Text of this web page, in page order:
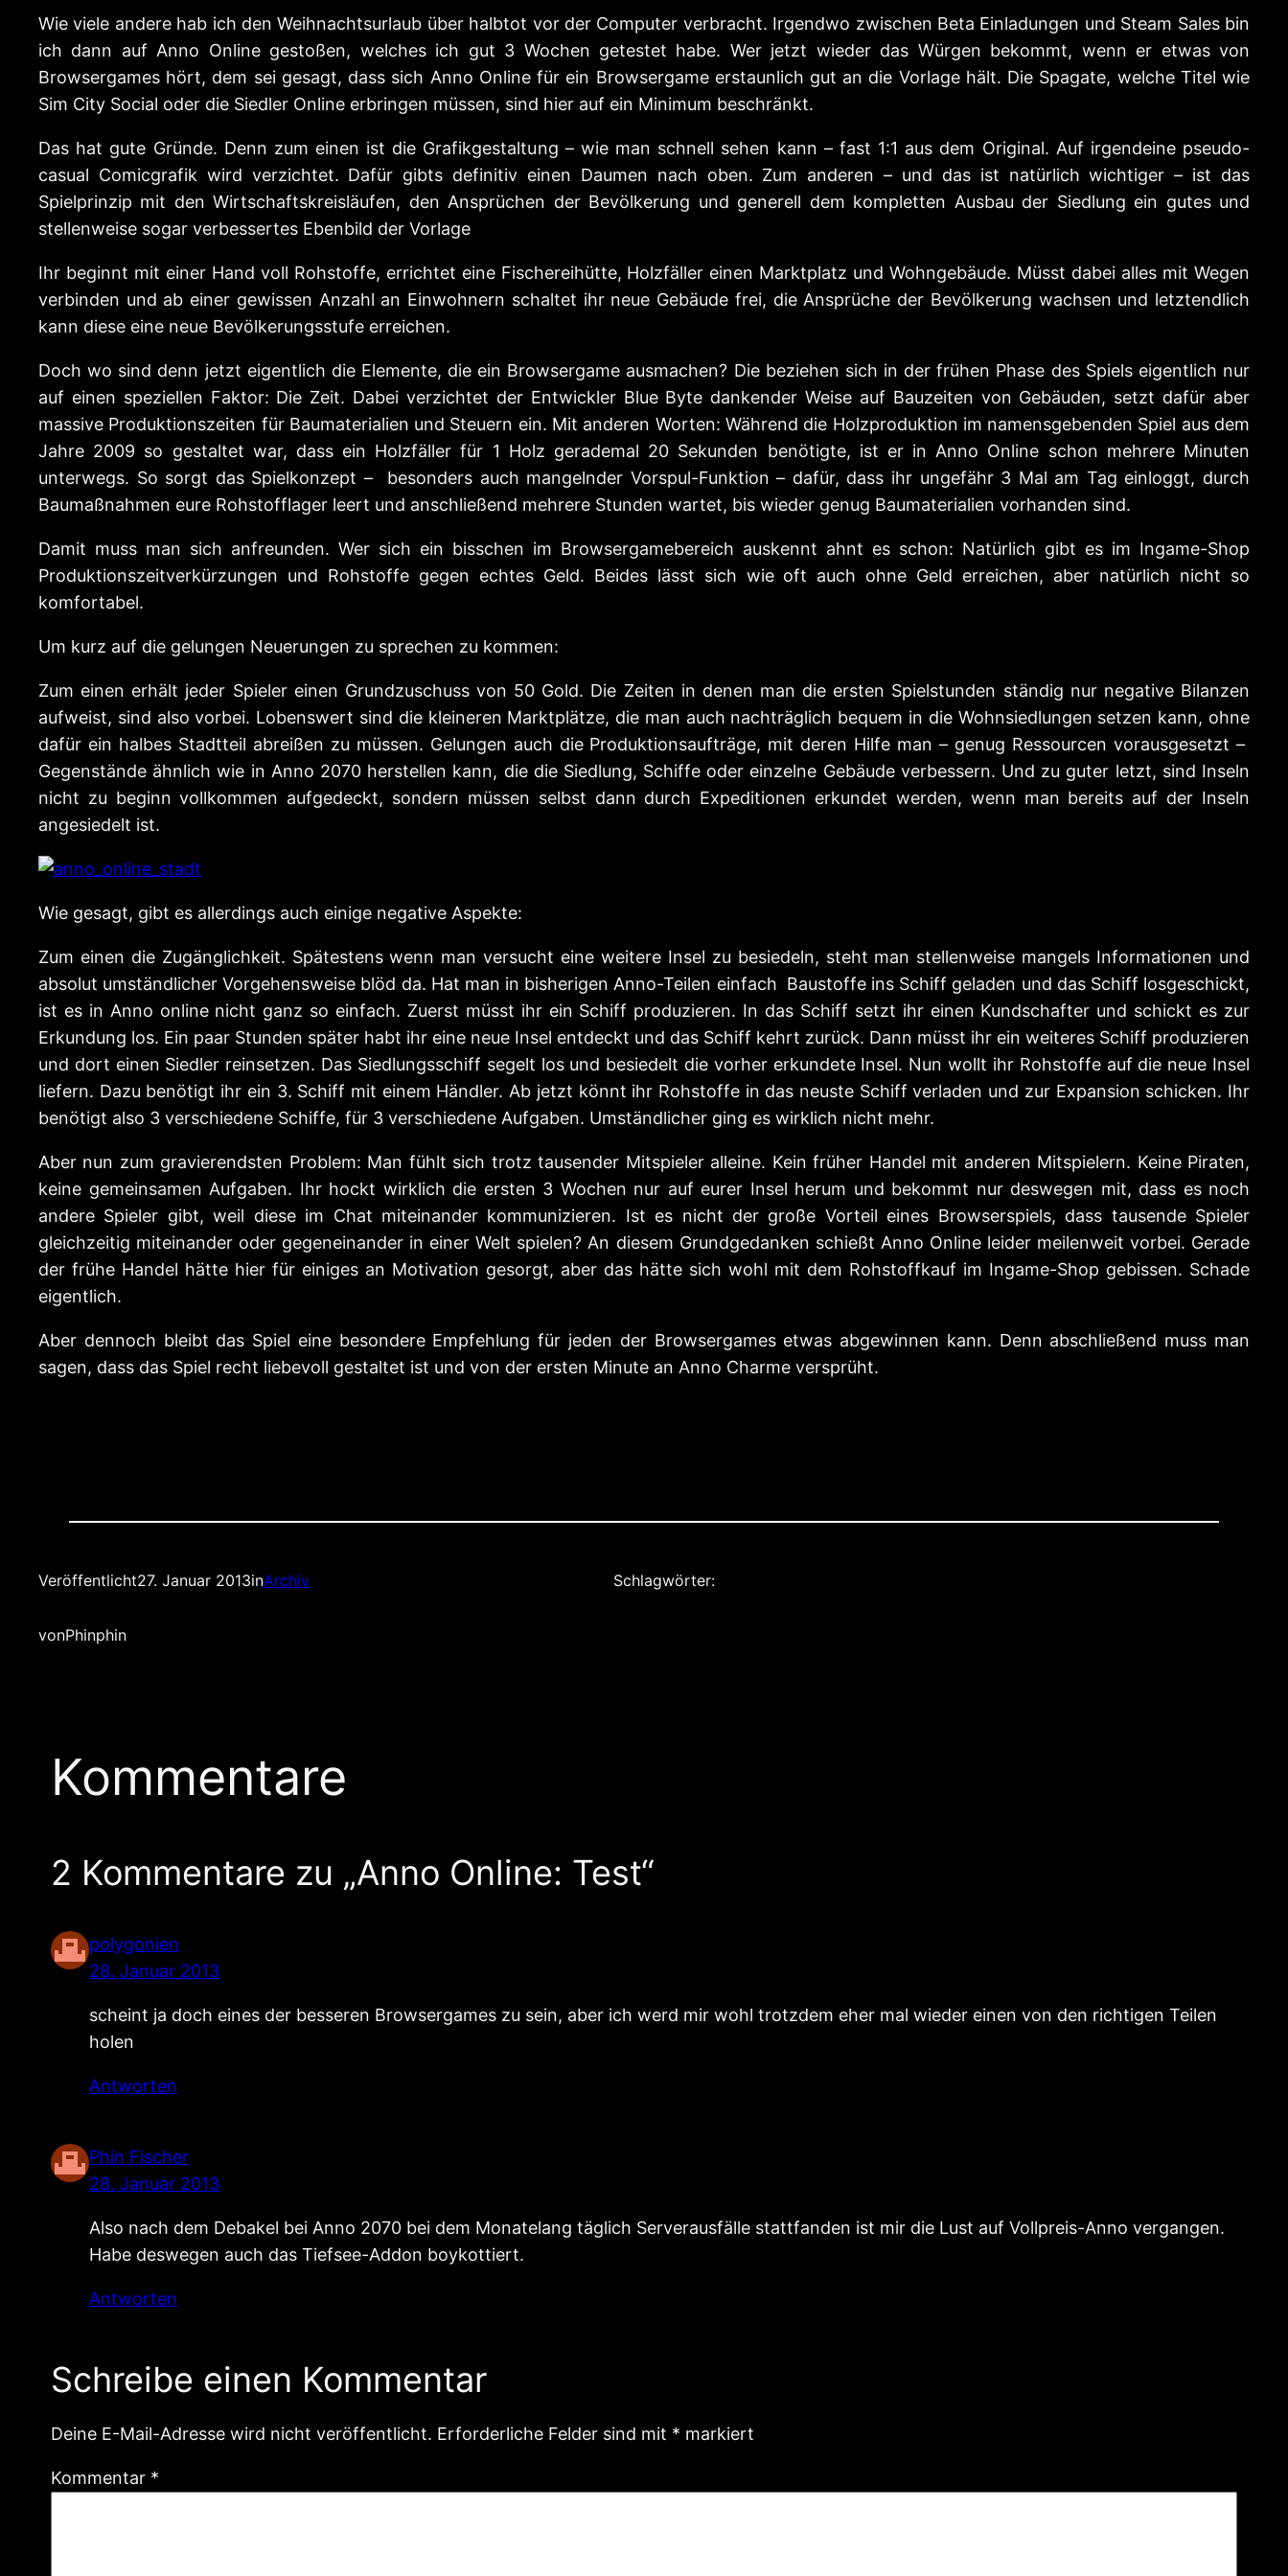
Wie viele andere hab ich den Weihnachtsurlaub über halbtot vor der Computer verbracht. Irgendwo zwischen Beta Einladungen und Steam Sales bin
ich dann auf Anno Online gestoßen, welches ich gut 3 Wochen getestet habe. Wer jetzt wieder das Würgen bekommt, wenn er etwas von
Browsergames hört, dem sei gesagt, dass sich Anno Online für ein Browsergame erstaunlich gut an die Vorlage hält. Die Spagate, welche Titel wie
Sim City Social oder die Siedler Online erbringen müssen, sind hier auf ein Minimum beschränkt.
Das hat gute Gründe. Denn zum einen ist die Grafikgestaltung – wie man schnell sehen kann – fast 1:1 aus dem Original. Auf irgendeine pseudo-
casual Comicgrafik wird verzichtet. Dafür gibts definitiv einen Daumen nach oben. Zum anderen – und das ist natürlich wichtiger – ist das
Spielprinzip mit den Wirtschaftskreisläufen, den Ansprüchen der Bevölkerung und generell dem kompletten Ausbau der Siedlung ein gutes und
stellenweise sogar verbessertes Ebenbild der Vorlage
Ihr beginnt mit einer Hand voll Rohstoffe, errichtet eine Fischereihütte, Holzfäller einen Marktplatz und Wohngebäude. Müsst dabei alles mit Wegen
verbinden und ab einer gewissen Anzahl an Einwohnern schaltet ihr neue Gebäude frei, die Ansprüche der Bevölkerung wachsen und letztendlich
kann diese eine neue Bevölkerungsstufe erreichen.
Doch wo sind denn jetzt eigentlich die Elemente, die ein Browsergame ausmachen? Die beziehen sich in der frühen Phase des Spiels eigentlich nur
auf einen speziellen Faktor: Die Zeit. Dabei verzichtet der Entwickler Blue Byte dankender Weise auf Bauzeiten von Gebäuden, setzt dafür aber
massive Produktionszeiten für Baumaterialien und Steuern ein. Mit anderen Worten: Während die Holzproduktion im namensgebenden Spiel aus dem
Jahre 2009 so gestaltet war, dass ein Holzfäller für 1 Holz gerademal 20 Sekunden benötigte, ist er in Anno Online schon mehrere Minuten
unterwegs. So sorgt das Spielkonzept – besonders auch mangelnder Vorspul-Funktion – dafür, dass ihr ungefähr 3 Mal am Tag einloggt, durch
Baumaßnahmen eure Rohstofflager leert und anschließend mehrere Stunden wartet, bis wieder genug Baumaterialien vorhanden sind.
Damit muss man sich anfreunden. Wer sich ein bisschen im Browsergamebereich auskennt ahnt es schon: Natürlich gibt es im Ingame-Shop
Produktionszeitverkürzungen und Rohstoffe gegen echtes Geld. Beides lässt sich wie oft auch ohne Geld erreichen, aber natürlich nicht so
komfortabel.
Um kurz auf die gelungen Neuerungen zu sprechen zu kommen:
Zum einen erhält jeder Spieler einen Grundzuschuss von 50 Gold. Die Zeiten in denen man die ersten Spielstunden ständig nur negative Bilanzen
aufweist, sind also vorbei. Lobenswert sind die kleineren Marktplätze, die man auch nachträglich bequem in die Wohnsiedlungen setzen kann, ohne
dafür ein halbes Stadtteil abreißen zu müssen. Gelungen auch die Produktionsaufträge, mit deren Hilfe man – genug Ressourcen vorausgesetzt –
Gegenstände ähnlich wie in Anno 2070 herstellen kann, die die Siedlung, Schiffe oder einzelne Gebäude verbessern. Und zu guter letzt, sind Inseln
nicht zu beginn vollkommen aufgedeckt, sondern müssen selbst dann durch Expeditionen erkundet werden, wenn man bereits auf der Inseln
angesiedelt ist.
Wie gesagt, gibt es allerdings auch einige negative Aspekte:
Zum einen die Zugänglichkeit. Spätestens wenn man versucht eine weitere Insel zu besiedeln, steht man stellenweise mangels Informationen und
absolut umständlicher Vorgehensweise blöd da. Hat man in bisherigen Anno-Teilen einfach Baustoffe ins Schiff geladen und das Schiff losgeschickt,
ist es in Anno online nicht ganz so einfach. Zuerst müsst ihr ein Schiff produzieren. In das Schiff setzt ihr einen Kundschafter und schickt es zur
Erkundung los. Ein paar Stunden später habt ihr eine neue Insel entdeckt und das Schiff kehrt zurück. Dann müsst ihr ein weiteres Schiff produzieren
und dort einen Siedler reinsetzen. Das Siedlungsschiff segelt los und besiedelt die vorher erkundete Insel. Nun wollt ihr Rohstoffe auf die neue Insel
liefern. Dazu benötigt ihr ein 3. Schiff mit einem Händler. Ab jetzt könnt ihr Rohstoffe in das neuste Schiff verladen und zur Expansion schicken. Ihr
benötigt also 3 verschiedene Schiffe, für 3 verschiedene Aufgaben. Umständlicher ging es wirklich nicht mehr.
Aber nun zum gravierendsten Problem: Man fühlt sich trotz tausender Mitspieler alleine. Kein früher Handel mit anderen Mitspielern. Keine Piraten,
keine gemeinsamen Aufgaben. Ihr hockt wirklich die ersten 3 Wochen nur auf eurer Insel herum und bekommt nur deswegen mit, dass es noch
andere Spieler gibt, weil diese im Chat miteinander kommunizieren. Ist es nicht der große Vorteil eines Browserspiels, dass tausende Spieler
gleichzeitig miteinander oder gegeneinander in einer Welt spielen? An diesem Grundgedanken schießt Anno Online leider meilenweit vorbei. Gerade
der frühe Handel hätte hier für einiges an Motivation gesorgt, aber das hätte sich wohl mit dem Rohstoffkauf im Ingame-Shop gebissen. Schade
eigentlich.
Aber dennoch bleibt das Spiel eine besondere Empfehlung für jeden der Browsergames etwas abgewinnen kann. Denn abschließend muss man
sagen, dass das Spiel recht liebevoll gestaltet ist und von der ersten Minute an Anno Charme versprüht.
Veröffentlicht27. Januar 2013inArchiv
vonPhinphin
Schlagwörter:
Kommentare
2 Kommentare zu „Anno Online: Test“
polygonien
28. Januar 2013
scheint ja doch eines der besseren Browsergames zu sein, aber ich werd mir wohl trotzdem eher mal wieder einen von den richtigen Teilen
holen
Antworten
Phin Fischer
28. Januar 2013
Also nach dem Debakel bei Anno 2070 bei dem Monatelang täglich Serverausfälle stattfanden ist mir die Lust auf Vollpreis-Anno vergangen.
Habe deswegen auch das Tiefsee-Addon boykottiert.
Antworten
Schreibe einen Kommentar
Deine E-Mail-Adresse wird nicht veröffentlicht. Erforderliche Felder sind mit * markiert
Kommentar *